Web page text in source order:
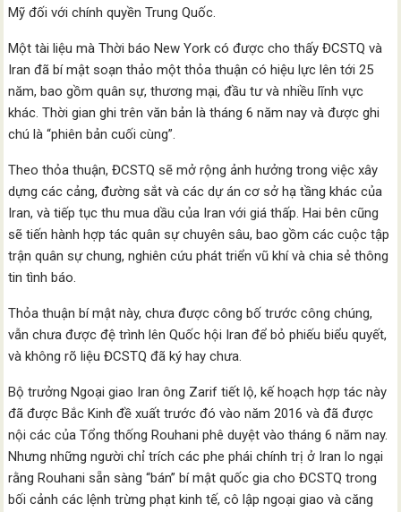
Mỹ đối với chính quyền Trung Quốc.
Một tài liệu mà Thời báo New York có được cho thấy ĐCSTQ và
Iran đã bí mật soạn thảo một thỏa thuận có hiệu lực lên tới 25
năm, bao gồm quân sự, thương mại, đầu tư và nhiều lĩnh vực
khác. Thời gian ghi trên văn bản là tháng 6 năm nay và được ghi
chú là “phiên bản cuối cùng”.
Theo thỏa thuận, ĐCSTQ sẽ mở rộng ảnh hưởng trong việc xây
dựng các cảng, đường sắt và các dự án cơ sở hạ tầng khác của
Iran, và tiếp tục thu mua dầu của Iran với giá thấp. Hai bên cũng
sẽ tiến hành hợp tác quân sự chuyên sâu, bao gồm các cuộc tập
trận quân sự chung, nghiên cứu phát triển vũ khí và chia sẻ thông
tin tình báo.
Thỏa thuận bí mật này, chưa được công bố trước công chúng,
vẫn chưa được đệ trình lên Quốc hội Iran để bỏ phiếu biểu quyết,
và không rõ liệu ĐCSTQ đã ký hay chưa.
Bộ trưởng Ngoại giao Iran ông Zarif tiết lộ, kế hoạch hợp tác này
đã được Bắc Kinh đề xuất trước đó vào năm 2016 và đã được
nội các của Tổng thống Rouhani phê duyệt vào tháng 6 năm nay.
Nhưng những người chỉ trích các phe phái chính trị ở Iran lo ngại
rằng Rouhani sẵn sàng “bán” bí mật quốc gia cho ĐCSTQ trong
bối cảnh các lệnh trừng phạt kinh tế, cô lập ngoại giao và căng